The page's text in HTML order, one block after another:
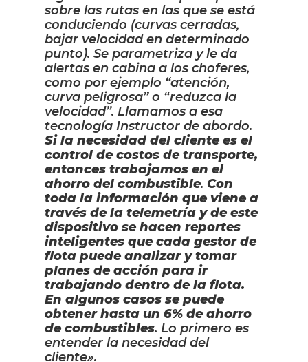
sobre las rutas en las que se está
conduciendo (curvas cerradas,
bajar velocidad en determinado
punto). Se parametriza y le da
alertas en cabina a los choferes,
como por ejemplo “atención,
curva peligrosa” o “reduzca la
velocidad”. Llamamos a esa
tecnología Instructor de abordo.
Si la necesidad del cliente es el
control de costos de transporte,
entonces trabajamos en el
ahorro del combustible. Con
toda la información que viene a
través de la telemetría y de este
dispositivo se hacen reportes
inteligentes que cada gestor de
flota puede analizar y tomar
planes de acción para ir
trabajando dentro de la flota.
En algunos casos se puede
obtener hasta un 6% de ahorro
de combustibles. Lo primero es
entender la necesidad del
cliente».